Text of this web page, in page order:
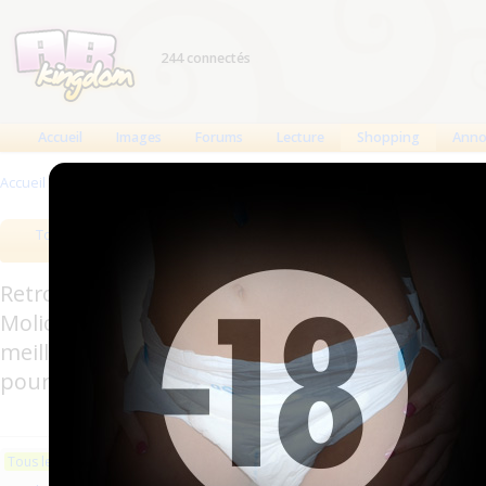
244 connectés
Accueil Images Forums Lecture Shopping
Accueil >
Tous les produits
Retrouverez sur cette page les meilleures
Molicare, Comficare, Confiance, Depend,
meilleurs produits aussi bien pour les
pour l'incontinence.
Tous les produits
Les plus récents Trier par nom